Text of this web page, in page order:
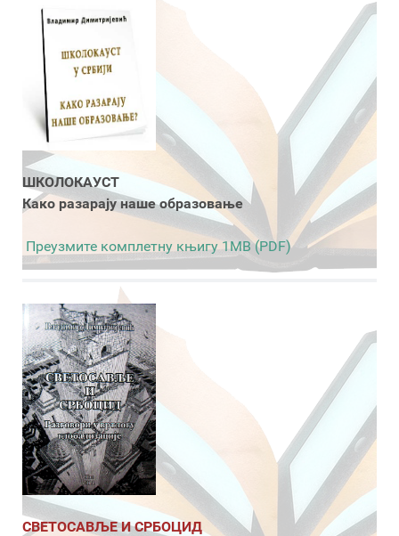
ШКОЛОКАУСТ
Како разарају наше образовање
Преузмите комплетну књигу 1MB (PDF)
СВЕТОСАВЉЕ И СРБОЦИД